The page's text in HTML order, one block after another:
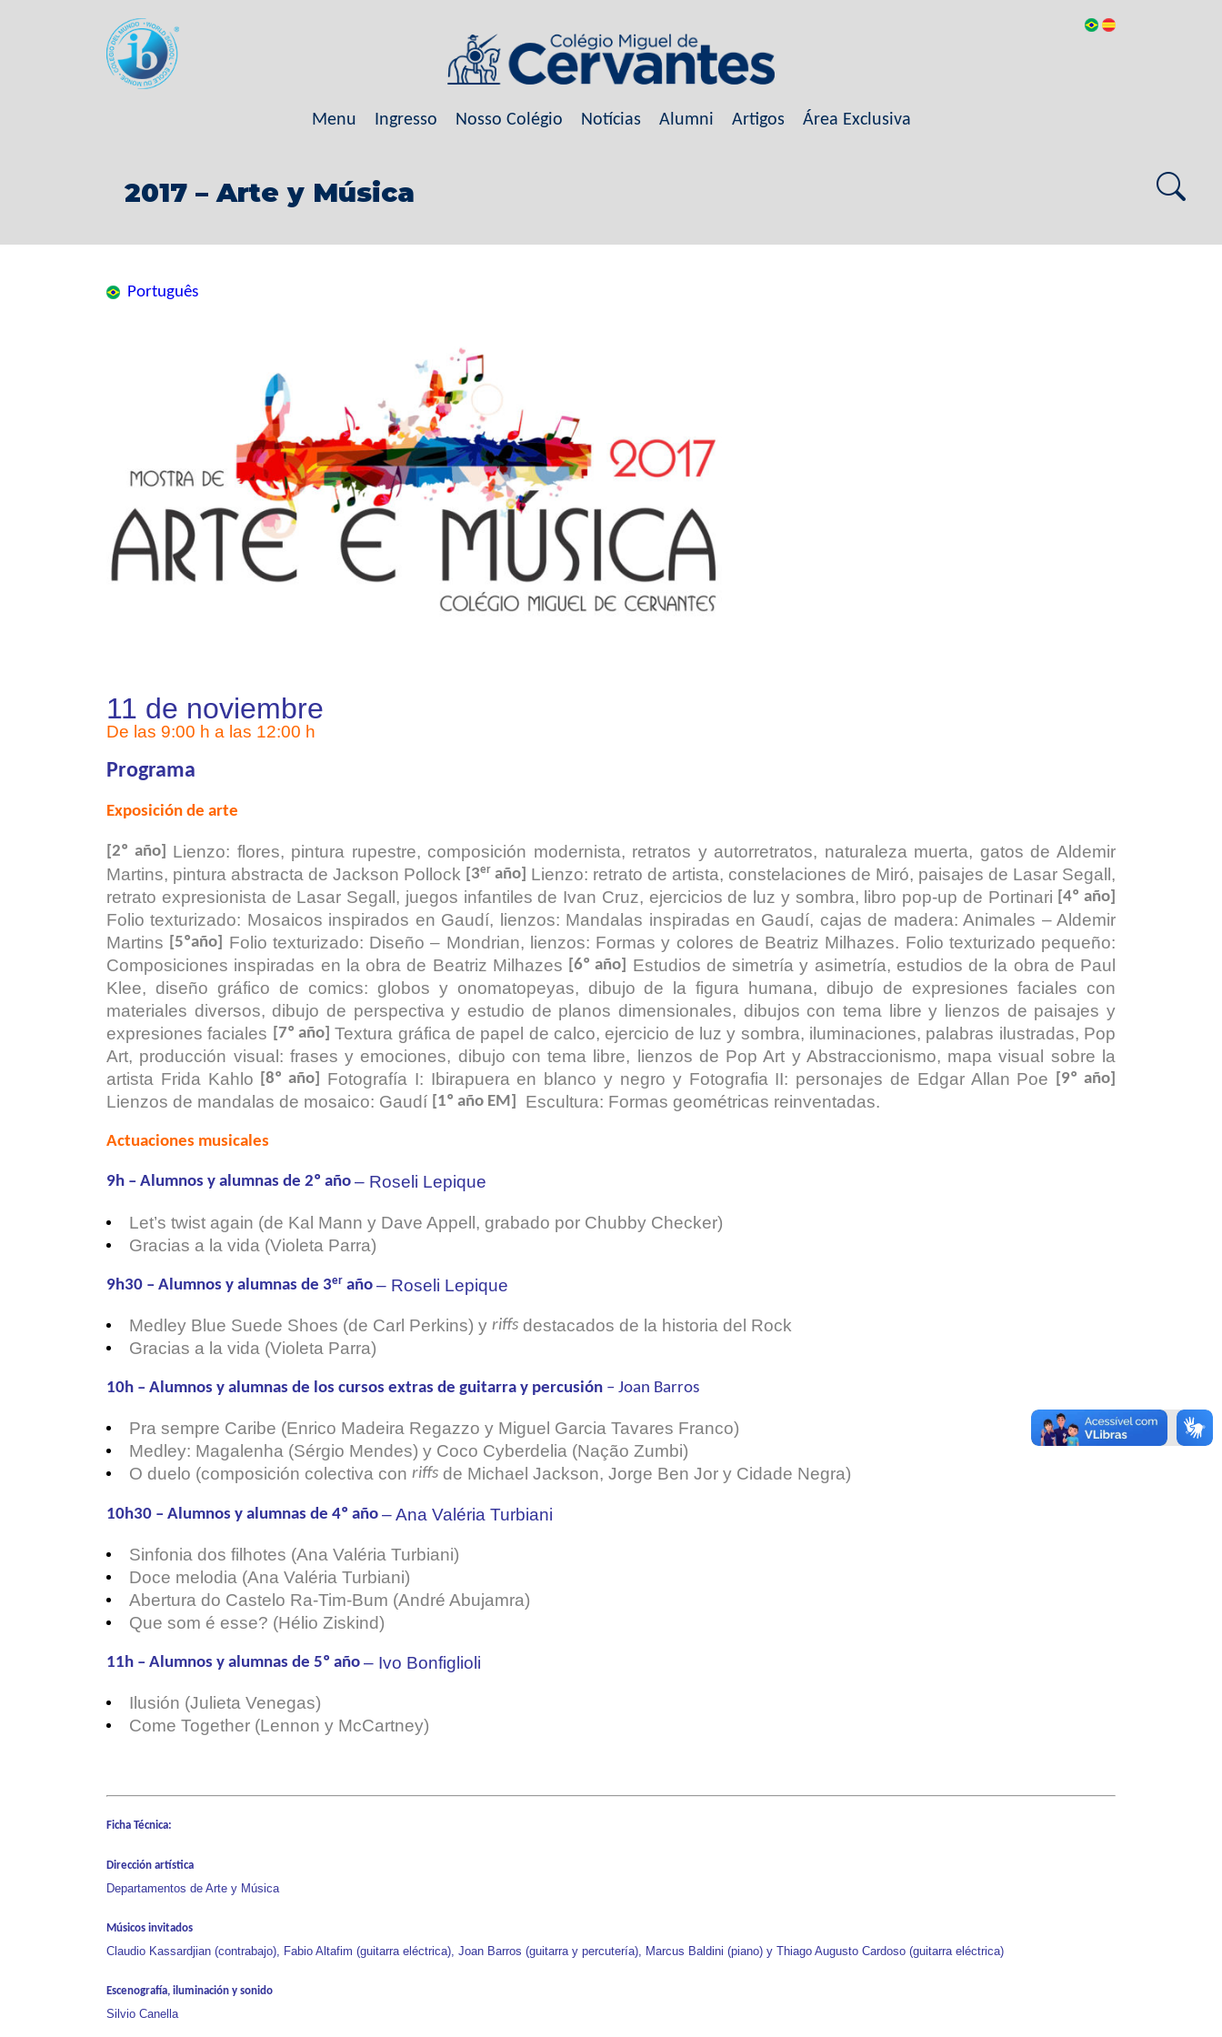
Menu Ingresso Nosso Colégio Notícias Alumni Artigos Área Exclusiva
2017 – Arte y Música
Português
11 de noviembre
De las 9:00 h a las 12:00 h
Programa
Exposición de arte
[2º año] Lienzo: flores, pintura rupestre, composición modernista, retratos y autorretratos, naturaleza muerta, gatos de Aldemir
Martins, pintura abstracta de Jackson Pollock [3er año] Lienzo: retrato de artista, constelaciones de Miró, paisajes de Lasar Segall,
retrato expresionista de Lasar Segall, juegos infantiles de Ivan Cruz, ejercicios de luz y sombra, libro pop-up de Portinari [4º año]
Folio texturizado: Mosaicos inspirados en Gaudí, lienzos: Mandalas inspiradas en Gaudí, cajas de madera: Animales – Aldemir
Martins [5ºaño] Folio texturizado: Diseño – Mondrian, lienzos: Formas y colores de Beatriz Milhazes. Folio texturizado pequeño:
Composiciones inspiradas en la obra de Beatriz Milhazes [6º año] Estudios de simetría y asimetría, estudios de la obra de Paul
Klee, diseño gráfico de comics: globos y onomatopeyas, dibujo de la figura humana, dibujo de expresiones faciales con
materiales diversos, dibujo de perspectiva y estudio de planos dimensionales, dibujos con tema libre y lienzos de paisajes y
expresiones faciales [7º año] Textura gráfica de papel de calco, ejercicio de luz y sombra, iluminaciones, palabras ilustradas, Pop
Art, producción visual: frases y emociones, dibujo con tema libre, lienzos de Pop Art y Abstraccionismo, mapa visual sobre la
artista Frida Kahlo [8º año] Fotografía I: Ibirapuera en blanco y negro y Fotografia II: personajes de Edgar Allan Poe [9º año]
Lienzos de mandalas de mosaico: Gaudí [1º año EM] Escultura: Formas geométricas reinventadas.
Actuaciones musicales
9h – Alumnos y alumnas de 2º año – Roseli Lepique
Let’s twist again (de Kal Mann y Dave Appell, grabado por Chubby Checker)
Gracias a la vida (Violeta Parra)
9h30 – Alumnos y alumnas de 3er año – Roseli Lepique
Medley Blue Suede Shoes (de Carl Perkins) yriffs destacados de la historia del Rock
Gracias a la vida (Violeta Parra)
10h – Alumnos y alumnas de los cursos extras de guitarra y percusión – Joan Barros
Pra sempre Caribe (Enrico Madeira Regazzo y Miguel Garcia Tavares Franco)
Medley: Magalenha (Sérgio Mendes) y Coco Cyberdelia (Nação Zumbi)
O duelo (composición colectiva conriffs de Michael Jackson, Jorge Ben Jor y Cidade Negra)
10h30 – Alumnos y alumnas de 4º año – Ana Valéria Turbiani
Sinfonia dos filhotes (Ana Valéria Turbiani)
Doce melodia (Ana Valéria Turbiani)
Abertura do Castelo Ra-Tim-Bum (André Abujamra)
Que som é esse? (Hélio Ziskind)
11h – Alumnos y alumnas de 5º año – Ivo Bonfiglioli
Ilusión (Julieta Venegas)
Come Together (Lennon y McCartney)
Ficha Técnica:
Dirección artística
Departamentos de Arte y Música
Músicos invitados
Claudio Kassardjian (contrabajo), Fabio Altafim (guitarra eléctrica), Joan Barros (guitarra y percutería), Marcus Baldini (piano) y Thiago Augusto Cardoso (guitarra eléctrica)
Escenografía, iluminación y sonido
Silvio Canella